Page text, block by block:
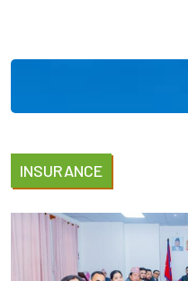
INSURANCE